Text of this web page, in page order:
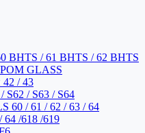
BHTS / 61 BHTS / 62 BHTS
GLASS
/ 43
/ S63 / S64
60 / 61 / 62 / 63 / 64
/618 /619